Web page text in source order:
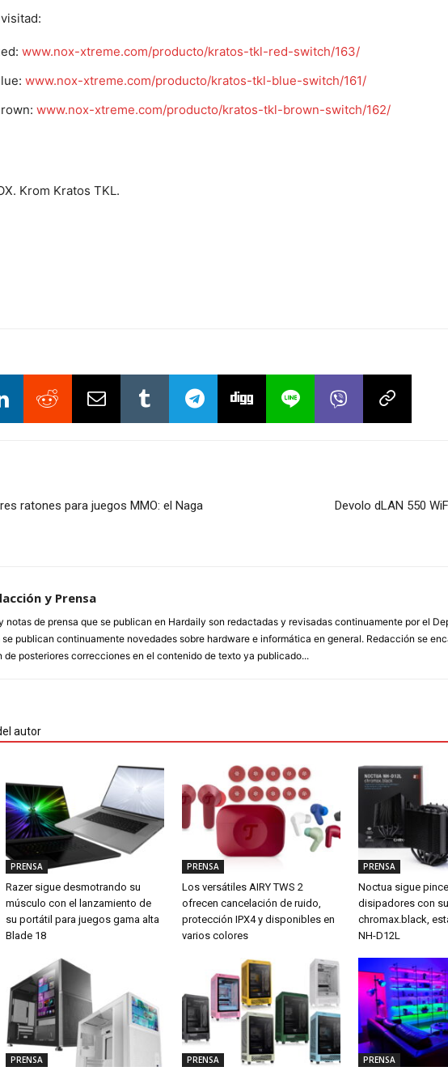
www.nox-xtreme.com/producto/kratos-tkl-red-switch/163/
www.nox-xtreme.com/producto/kratos-tkl-blue-switch/161/
www.nox-xtreme.com/producto/kratos-tkl-brown-switch/162/
Krom Kratos TKL.
ratones para juegos MMO: el Naga
Devolo dLAN 550
y Prensa
notas de prensa que se publican en Hardaily son redactadas y revisadas continuamente por el
publican continuamente novedades sobre hardware e informática en general. Redacción se
de posteriores correcciones en el contenido de texto ya publicado...
autor
PRENSA
Razer sigue desmotrando su
músculo con el lanzamiento de
su portátil para juegos gama alta
Blade 18
PRENSA
Los versátiles AIRY TWS 2
ofrecen cancelación de ruido,
protección IPX4 y disponibles en
varios colores
PRENSA
Noctua sigue
disipadores con
chromax.black,
NH-D12L
PRENSA PRENSA PRENSA